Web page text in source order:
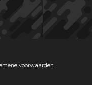
voorwaarden